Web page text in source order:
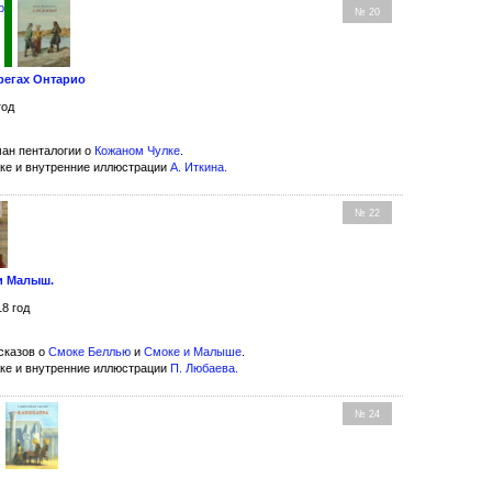
№ 20
Онтарио
пенталогии о Кожаном Чулке
и внутренние иллюстрацииА. Иткина
№ 22
Малыш.
год
оСмоке Беллью иСмоке и Малыше.
и внутренние иллюстрации П. Любаева.
№ 24